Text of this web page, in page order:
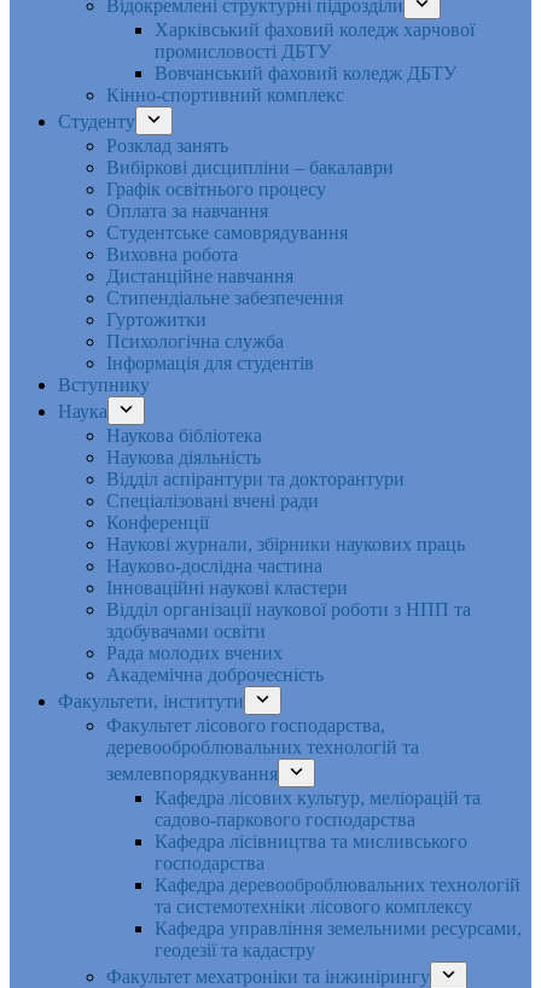
Відокремлені структурні підрозділи
Харківський фаховий коледж харчової
промисловості ДБТУ
Вовчанський фаховий коледж ДБТУ
Кінно-спортивний комплекс
Студенту
Розклад занять
Вибіркові дисципліни – бакалаври
Графік освітнього процесу
Оплата за навчання
Студентське самоврядування
Виховна робота
Дистанційне навчання
Стипендіальне забезпечення
Гуртожитки
Психологічна служба
Інформація для студентів
Вступнику
Наука
Наукова бібліотека
Наукова діяльність
Відділ аспірантури та докторантури
Спеціалізовані вчені ради
Конференції
Наукові журнали, збірники наукових праць
Науково-дослідна частина
Інноваційні наукові кластери
Відділ організації наукової роботи з НПП та
здобувачами освіти
Рада молодих вчених
Академічна доброчесність
Факультети, інститути
Факультет лісового господарства,
деревооброблювальних технологій та
землевпорядкування
Кафедра лісових культур, меліорацій та
садово-паркового господарства
Кафедра лісівництва та мисливського
господарства
Кафедра деревооброблювальних технологій
та системотехніки лісового комплексу
Кафедра управління земельними ресурсами,
геодезії та кадастру
Факультет мехатроніки та інжинірингу